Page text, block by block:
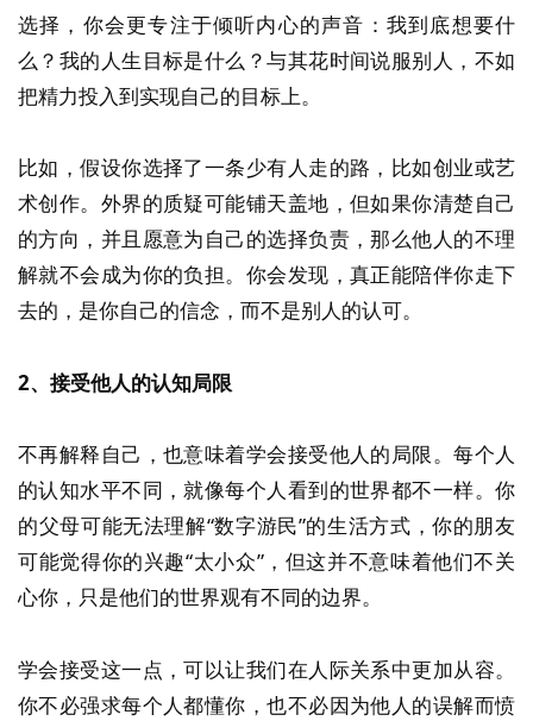
选择，你会更专注于倾听内心的声音：我到底想要什
么？我的人生目标是什么？与其花时间说服别人，不如
把精力投入到实现自己的目标上。
比如，假设你选择了一条少有人走的路，比如创业或艺
术创作。外界的质疑可能铺天盖地，但如果你清楚自己
的方向，并且愿意为自己的选择负责，那么他人的不理
解就不会成为你的负担。你会发现，真正能陪伴你走下
去的，是你自己的信念，而不是别人的认可。
2、接受他人的认知局限
不再解释自己，也意味着学会接受他人的局限。每个人
的认知水平不同，就像每个人看到的世界都不一样。你
的父母可能无法理解“数字游民”的生活方式，你的朋友
可能觉得你的兴趣“太小众”，但这并不意味着他们不关
心你，只是他们的世界观有不同的边界。
学会接受这一点，可以让我们在人际关系中更加从容。
你不必强求每个人都懂你，也不必因为他人的误解而愤